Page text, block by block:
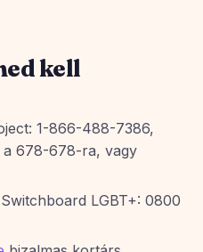
kell
1-866-488-7386,
a 678-678-ra, vagy
LGBT+: 0800